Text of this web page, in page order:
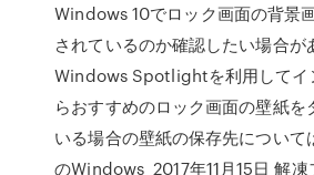
Windows 10でロック画面の背景
されているのか確認したい場合が
Windows Spotlightを利用してイ
らおすすめのロック画面の壁紙を
いる場合の壁紙の保存先につい
のWindows 2017年11月15日 解凍